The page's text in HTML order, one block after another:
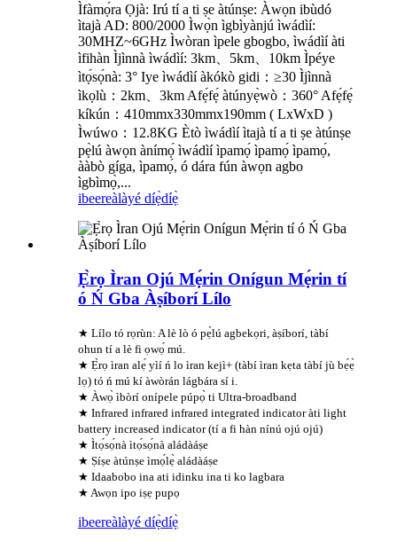
Ìfàmọ́ra Ọjà: Irú tí a ti ṣe àtúnṣe: Àwọn ibùdó
ìtajà AD: 800/2000 Ìwọ̀n ìgbìyànjú ìwádìí:
30MHZ~6GHz Ìwòran ìpele gbogbo, ìwádìí àti
ìfihàn Ìjìnnà ìwádìí: 3km、5km、10km Ìpéye
ìtọ́sọ́nà: 3° Iye ìwádìí àkókò gidi：≥30 Ìjìnnà
ìkọlù：2km、3km Afẹ́fẹ́ àtúnyẹ̀wò：360° Afẹ́fẹ́
kíkún：410mmx330mmx190mm ( LxWxD )
Ìwúwo：12.8KG Ètò ìwádìí ìtajà tí a ti ṣe àtúnṣe
pẹ̀lú àwọn ànímọ́ ìwádìí ìpamọ́ ìpamọ́ ìpamọ́,
ààbò gíga, ìpamọ́, ó dára fún àwọn agbo
ìgbìmọ̀,...
ibeereàlàyé díẹ̀díẹ̀
Ẹ̀rọ Ìran Ojú Mẹ́rin Onígun Mẹ́rin tí
ó Ń Gba Àṣíborí Lílo
★ Lílo tó rọrùn: A lè lò ó pẹ̀lú agbekọri, àṣíborí, tàbí
ohun tí a lè fi ọwọ́ mú.
★ Ẹ̀rọ ìran alẹ́ yìí ń lo ìran kejì+ (tàbí ìran kẹta tàbí jù bẹ́ẹ̀
lọ) tó ń mú kí àwòrán lágbára sí i.
★ Àwọ̀ ìbòrí onípele púpọ̀ ti Ultra-broadband
★ Infrared infrared infrared integrated indicator àti light
battery increased indicator (tí a fi hàn nínú ojú ojú)
★ Ìtọ́sọ́nà ìtọ́sọ́nà aládàáṣe
★ Ṣíṣe àtúnṣe ìmọ́lẹ̀ aládàáṣe
★ Idaabobo ina ati idinku ina ti ko lagbara
★ Awọn ipo iṣẹ pupọ
ibeereàlàyé díẹ̀díẹ̀